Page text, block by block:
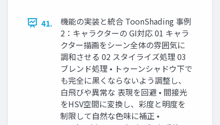
41.
機能の実装と統合 ToonShading 事例
2：キャラクターの GI対応 01 キャラ
クター描画をシーン全体の雰囲気に
調和させる 02 スタイライズ処理 03
ブレンド処理 • トゥーンシャドウ下で
も完全に黒くならないよう調整し、
白飛びや異常な 表現を回避 • 間接光
をHSV空間に変換し、彩度と明度を
制限して自然な色味に補正 •